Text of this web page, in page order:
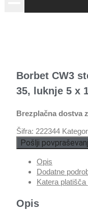
Borbet CW3
35, luknje 5 x
Brezplačna dostva
Šifra: 222344
Pošlji
Opis
Dodatne
Katera platišča
Opis